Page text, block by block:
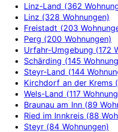
Linz-Land (362
Linz (328 Wohnungen)
Freistadt (203
Perg (200 Wohnungen)
Urfahr-Umgebung (172
Schärding (145
Steyr-Land (144
Kirchdorf an der Krems
Wels-Land (117
Braunau am Inn (89
Ried im Innkreis (88
Steyr (84 Wohnungen)